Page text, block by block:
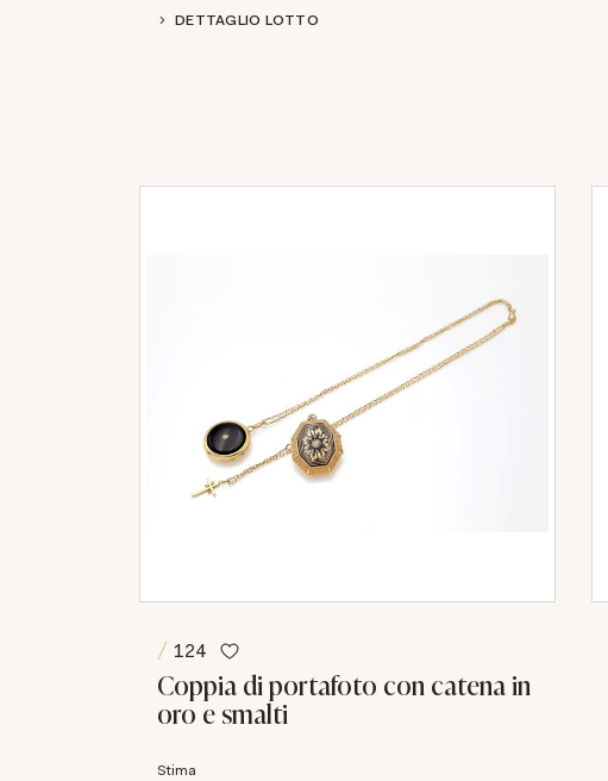
DETTAGLIO LOTTO
124
Coppia di portafoto con catena in
oro e smalti
Stima